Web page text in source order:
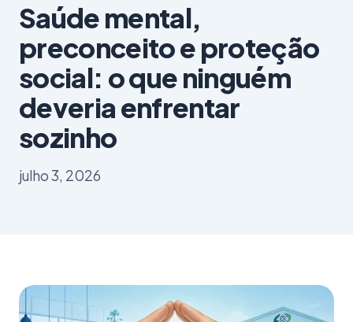
Saúde mental,
preconceito e proteção
social: o que ninguém
deveria enfrentar
sozinho
julho 3, 2026